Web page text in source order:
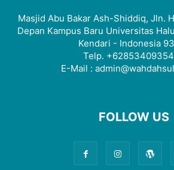
Masjid Abu Bakar Ash-Shiddiq, Jln.
Depan Kampus Baru Universitas
Kendari - Indonesia
Telp.
E-Mail :
FOLLOW US